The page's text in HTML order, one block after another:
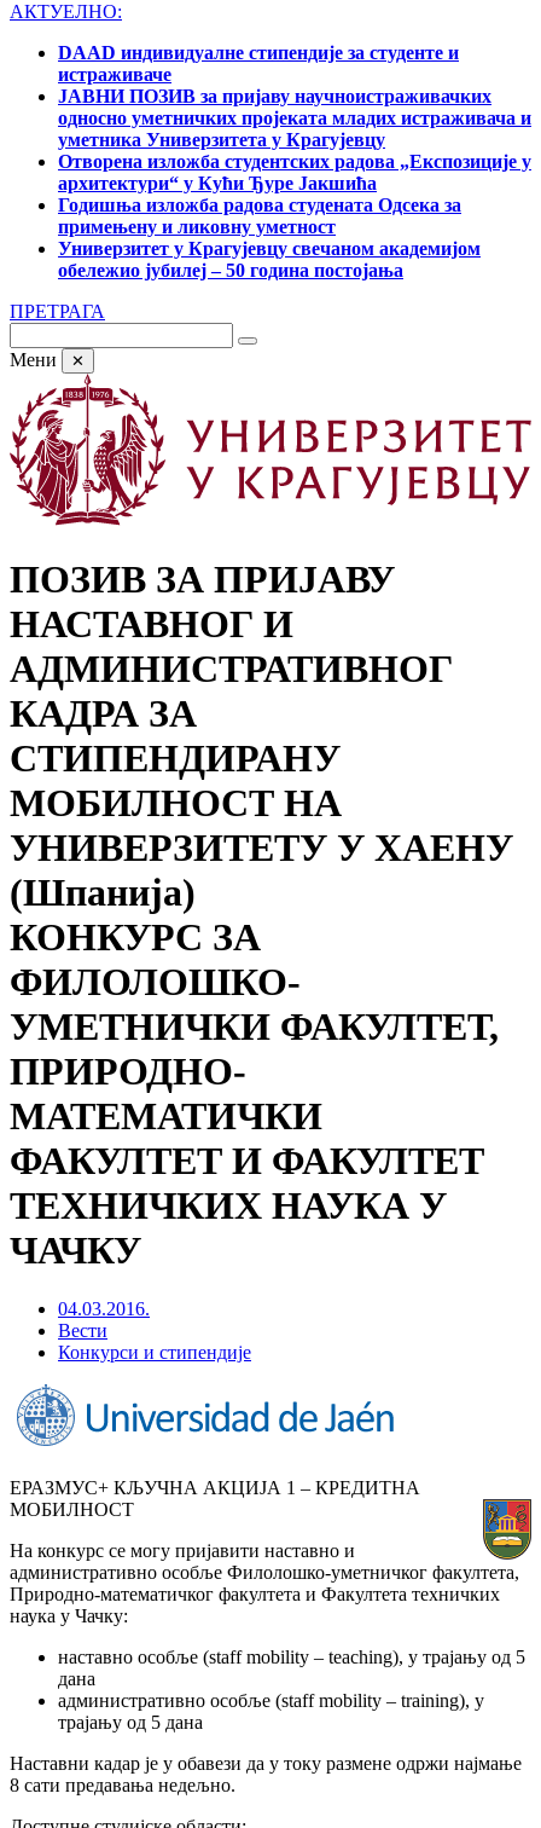
АКТУЕЛНО:
DAAD индивидуалне стипендије за студенте и
истраживаче
ЈАВНИ ПОЗИВ за пријаву научноистраживачких
односно уметничких пројеката младих истраживача и
уметника Универзитета у Крагујевцу
Отворена изложба студентских радова „Експозиције у
архитектури“ у Кући Ђуре Јакшића
Годишња изложба радова студената Одсека за
примењену и ликовну уметност
Универзитет у Крагујевцу свечаном академијом
обележио јубилеј – 50 година постојања
ПРЕТРАГА
Мени ✕
ПОЗИВ ЗА ПРИЈАВУ
НАСТАВНОГ И
АДМИНИСТРАТИВНОГ
КАДРА ЗА
СТИПЕНДИРАНУ
МОБИЛНОСТ НА
УНИВЕРЗИТЕТУ У ХАЕНУ
(Шпанија)
КОНКУРС ЗА
ФИЛОЛОШКО-
УМЕТНИЧКИ ФАКУЛТЕТ,
ПРИРОДНО-
МАТЕМАТИЧКИ
ФАКУЛТЕТ И ФАКУЛТЕТ
ТЕХНИЧКИХ НАУКА У
ЧАЧКУ
04.03.2016.
Вести
Конкурси и стипендије
ЕРАЗМУС+ КЉУЧНА АКЦИЈА 1 – КРЕДИТНА
МОБИЛНОСТ
На конкурс се могу пријавити наставно и
административно особље Филолошко-уметничког факултета,
Природно-математичког факултета и Факултета техничких
наука у Чачку:
наставно особље (staff mobility – teaching), у трајању од 5
дана
административно особље (staff mobility – training), у
трајању од 5 дана
Наставни кадар је у обавези да у току размене одржи најмање
8 сати предавања недељно.